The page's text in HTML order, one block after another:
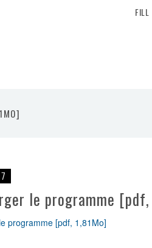
FILL
le programme [pdf,
programme [pdf, 1,81Mo]